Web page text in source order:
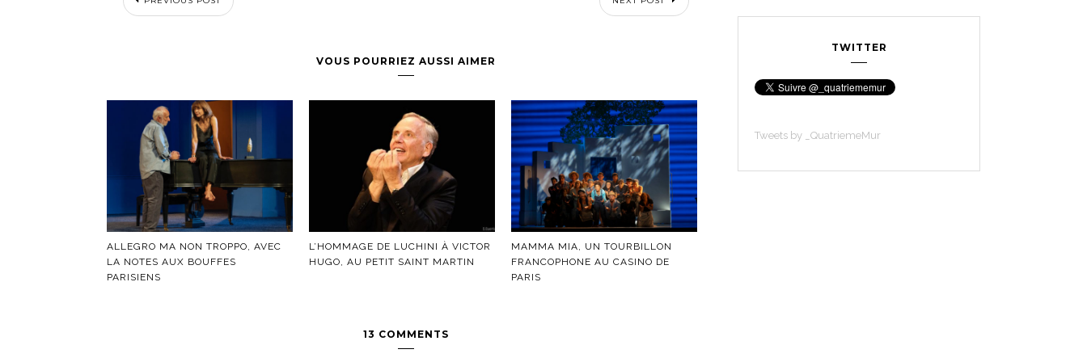
VOUS POURRIEZ AUSSI AIMER
ALLEGRO MA NON TROPPO, AVEC
LA NOTES AUX BOUFFES
PARISIENS
L’HOMMAGE DE LUCHINI À VICTOR
HUGO, AU PETIT SAINT MARTIN
MAMMA MIA, UN TOURBILLON
FRANCOPHONE AU CASINO DE
PARIS
13 COMMENTS
TWITTER
Tweets by _QuatriemeMur